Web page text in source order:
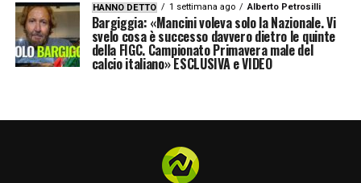
HANNO DETTO 1 settimana ago Alberto Petrosilli
Bargiggia: «Mancini voleva solo la Nazionale. Vi
svelo cosa è successo davvero dietro le quinte
della FIGC. Campionato Primavera male del
calcio italiano» ESCLUSIVA e VIDEO